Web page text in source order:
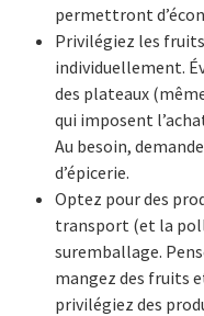
permettront
Privilégiez les
individuellement.
des plateaux
qui imposent
Au besoin,
d’épicerie.
Optez pour des
transport (et la
suremballage.
mangez des fruits
privilégiez des